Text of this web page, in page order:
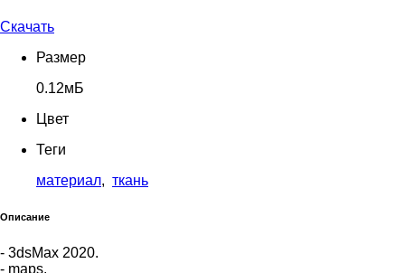
Скачать
Размер
0.12мБ
Цвет
Теги
материал, ткань
Описание
- 3dsMax 2020.
- maps.